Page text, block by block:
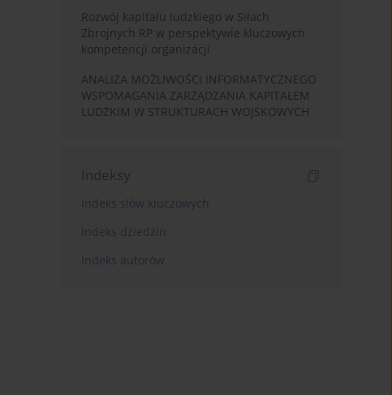
Rozwój kapitału ludzkiego w Siłach
Zbrojnych RP w perspektywie kluczowych
kompetencji organizacji
ANALIZA MOŻLIWOŚCI INFORMATYCZNEGO
WSPOMAGANIA ZARZĄDZANIA KAPITAŁEM
LUDZKIM W STRUKTURACH WOJSKOWYCH
Indeksy
Indeks słów kluczowych
Indeks dziedzin
Indeks autorów